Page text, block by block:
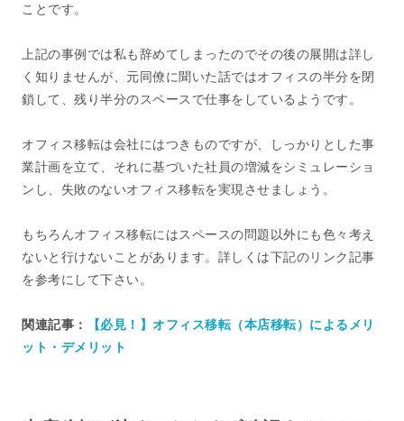
ことです。
上記の事例では私も辞めてしまったのでその後の展開は詳し
く知りませんが、元同僚に聞いた話ではオフィスの半分を閉
鎖して、残り半分のスペースで仕事をしているようです。
オフィス移転は会社にはつきものですが、しっかりとした事
業計画を立て、それに基づいた社員の増減をシミュレーショ
ンし、失敗のないオフィス移転を実現させましょう。
もちろんオフィス移転にはスペースの問題以外にも色々考え
ないと行けないことがあります。詳しくは下記のリンク記事
を参考にして下さい。
関連記事：
【必見！】オフィス移転（本店移転）によるメリ
ット・デメリット